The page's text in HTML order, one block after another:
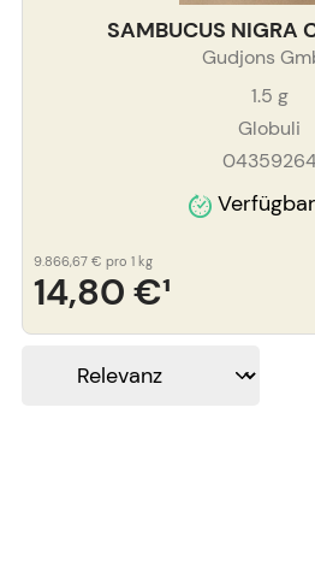
SAMBUCUS NIGRA
Gudjons
1.5 g
Globuli
14,80 €¹
9.866,67 € pro 1 kg